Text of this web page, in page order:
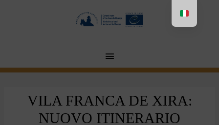
MENU
PRINCIPAL
VILA FRANCA DE XIRA:
NUOVO ITINERARIO